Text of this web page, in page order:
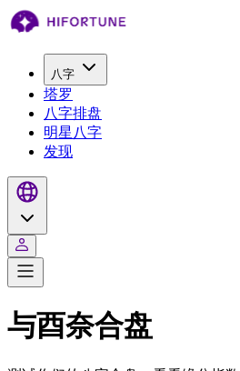
八字
塔罗
八字排盘
明星八字
发现
与酉奈合盘